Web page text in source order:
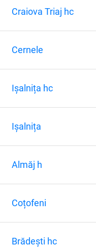
Craiova Triaj hc
Cernele
Ișalnița hc
Ișalnița
Almăj h
Coțofeni
Brădești hc